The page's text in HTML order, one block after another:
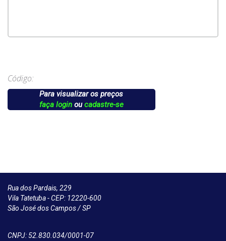
Código:
Para visualizar os preços
faça loginoucadastre-se
Rua dos Pardais, 229
Vila Tatetuba - CEP: 12220-600
São José dos Campos / SP
CNPJ: 52.830.034/0001-07